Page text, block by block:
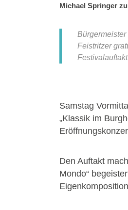
Michael Springer
Feistritzer
Samstag
„Klassik im
Den Auftakt
Mondo“